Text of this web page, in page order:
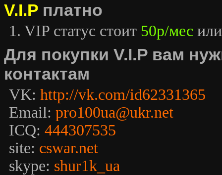
V.I.P платно
1. VIP статус стоит 50р/мес
Для покупки V.I.P вам
контактам
VK: http://vk.com/id62331365
Email: pro100ua@ukr.net
ICQ: 444307535
site: cswar.net
skype: shur1k_ua